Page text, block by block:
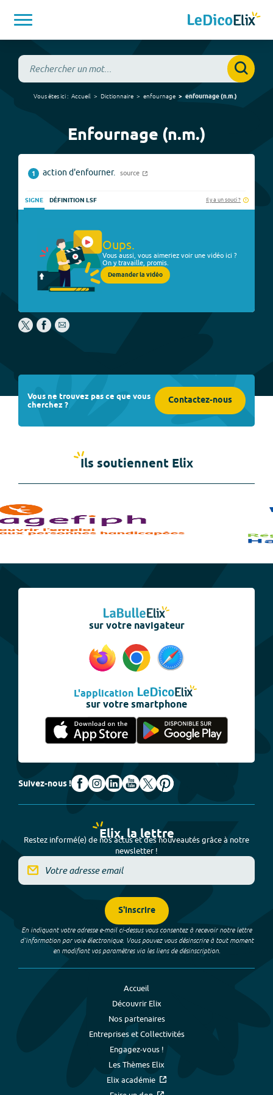
Vous êtes ici : Accueil Dictionnaire enfournage enfournage(n.m.)
Enfournage (n.m.)
1 action d'enfourner. source
SIGNE DÉFINITION LSF Il y a un souci ?
Oups.
Vous aussi, vous aimeriez voir une vidéo ici ?
On y travaille, promis.
Demander la vidéo
Vous ne trouvez pas ce que vous
cherchez ? Contactez-nous
Ils soutiennent Elix
sur votre navigateur
L'application
sur votre smartphone
Suivez-nous !
Elix, la lettre
Restez informé(e) de nos actus et des nouveautés grâce à notre
newsletter !
S'inscrire
En indiquant votre adresse e-mail ci-dessus vous consentez à recevoir notre lettre
d’information par voie électronique. Vous pouvez vous désinscrire à tout moment
en modifiant vos paramètres via les liens de désinscription.
Accueil
Découvrir Elix
Nos partenaires
Entreprises et Collectivités
Engagez-vous !
Les Thèmes Elix
Elix académie